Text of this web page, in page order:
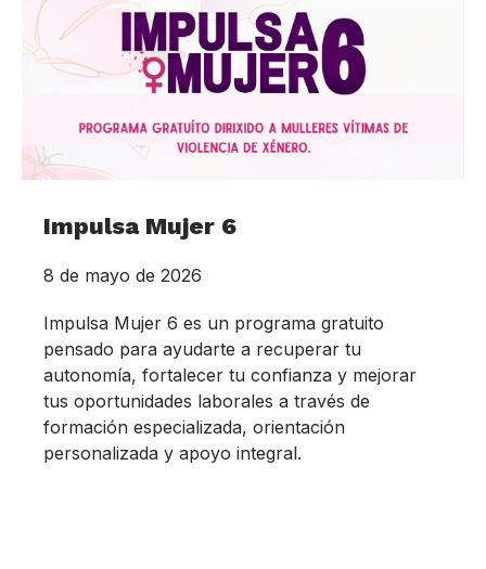
Impulsa Mujer 6
8 de mayo de 2026
Impulsa Mujer 6 es un programa gratuito
pensado para ayudarte a recuperar tu
autonomía, fortalecer tu confianza y mejorar
tus oportunidades laborales a través de
formación especializada, orientación
personalizada y apoyo integral.